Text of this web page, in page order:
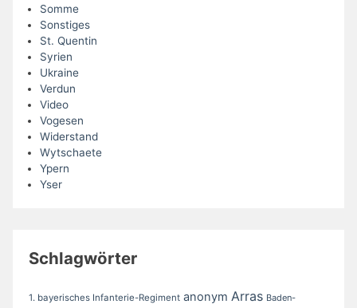
Somme
Sonstiges
St. Quentin
Syrien
Ukraine
Verdun
Video
Vogesen
Widerstand
Wytschaete
Ypern
Yser
Schlagwörter
1. bayerisches Infanterie-Regiment anonym Arras Baden-